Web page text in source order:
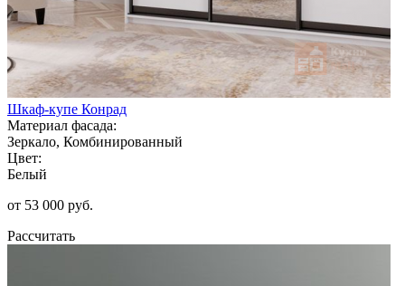
Шкаф-купе Конрад
Материал фасада:
Зеркало, Комбинированный
Цвет:
Белый
от 53 000 руб.
Рассчитать